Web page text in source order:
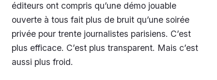
éditeurs ont compris qu’une démo jouable
ouverte à tous fait plus de bruit qu’une soirée
privée pour trente journalistes parisiens. C’est
plus efficace. C’est plus transparent. Mais c’est
aussi plus froid.